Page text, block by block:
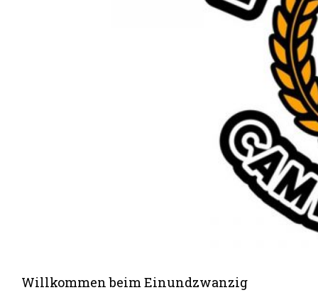
Willkommen beim Einundzwanzig